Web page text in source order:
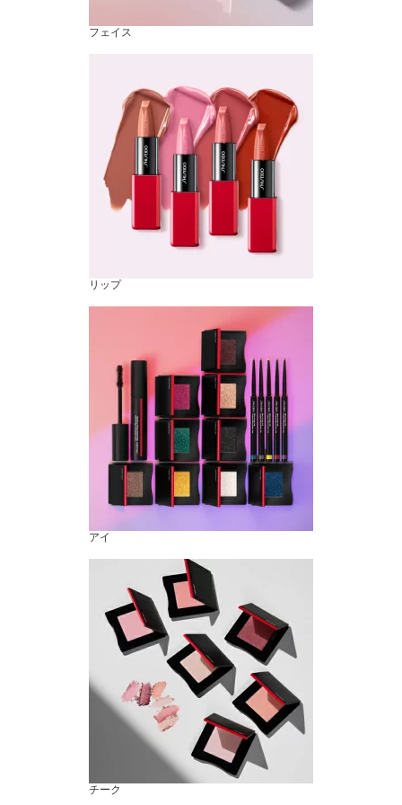
フェイス
リップ
アイ
チーク